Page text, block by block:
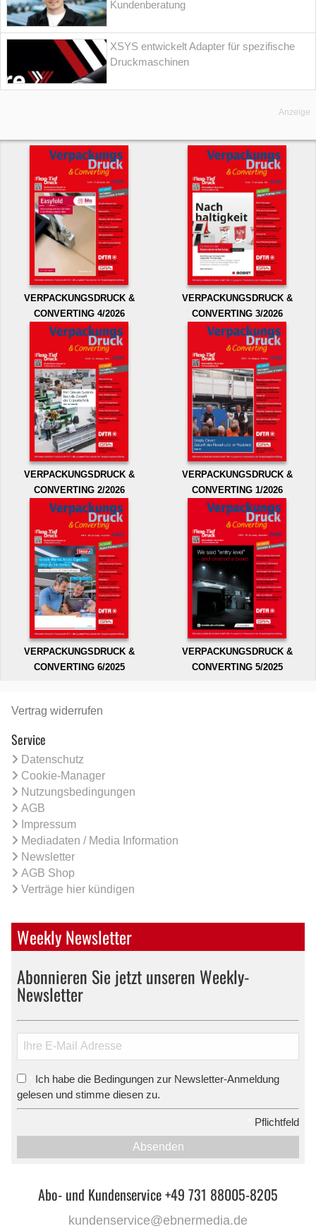
Kundenberatung
XSYS entwickelt Adapter für spezifische
Druckmaschinen
Anzeige
VERPACKUNGSDRUCK &
CONVERTING 4/2026
VERPACKUNGSDRUCK &
CONVERTING 3/2026
VERPACKUNGSDRUCK &
CONVERTING 2/2026
VERPACKUNGSDRUCK &
CONVERTING 1/2026
VERPACKUNGSDRUCK &
CONVERTING 6/2025
VERPACKUNGSDRUCK &
CONVERTING 5/2025
Vertrag widerrufen
Service
Datenschutz
Cookie-Manager
Nutzungsbedingungen
AGB
Impressum
Mediadaten / Media Information
Newsletter
AGB Shop
Verträge hier kündigen
Weekly Newsletter
Abonnieren Sie jetzt unseren Weekly-
Newsletter
Ich habe die Bedingungen zur Newsletter-Anmeldung
gelesen und stimme diesen zu.
Pflichtfeld
Absenden
Abo- und Kundenservice +49 731 88005-8205
kundenservice@ebnermedia.de